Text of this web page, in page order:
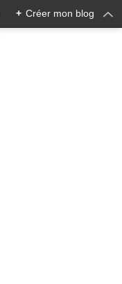
+ Créer mon blog